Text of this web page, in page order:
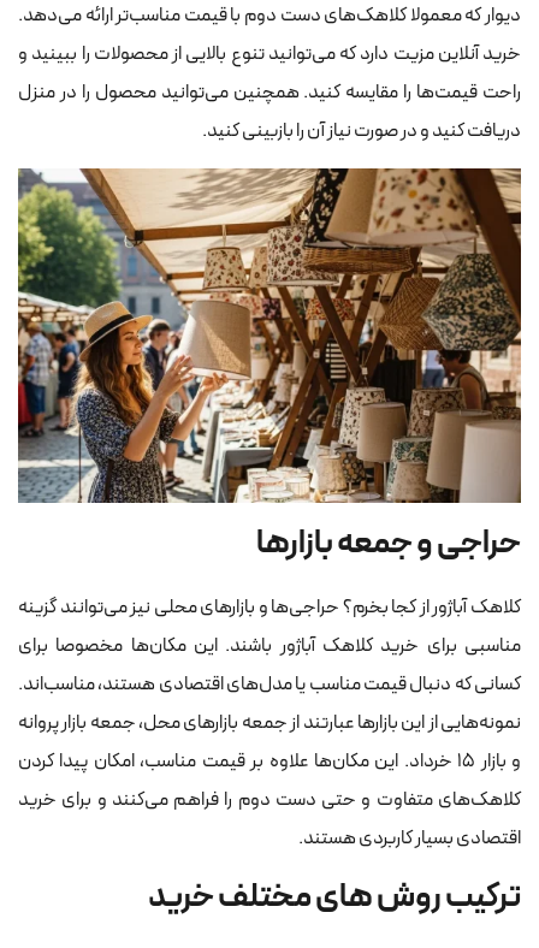
دیوار که معمولا کلاهک‌های دست دوم با قیمت مناسب‌تر ارائه می‌دهد.
خرید آنلاین مزیت دارد که می‌توانید تنوع بالایی از محصولات را ببینید و
راحت قیمت‌ها را مقایسه کنید. همچنین می‌توانید محصول را در منزل
دریافت کنید و در صورت نیاز آن را بازبینی کنید.
حراجی و جمعه بازارها
کلاهک آباژور از کجا بخرم؟ حراجی‌ها و بازارهای محلی نیز می‌توانند گزینه
مناسبی برای خرید کلاهک آباژور باشند. این مکان‌ها مخصوصا برای
کسانی که دنبال قیمت مناسب یا مدل‌های اقتصادی هستند، مناسب‌اند.
نمونه‌هایی از این بازارها عبارتند از جمعه بازارهای محل، جمعه بازار پروانه
و بازار ۱۵ خرداد. این مکان‌ها علاوه بر قیمت مناسب، امکان پیدا کردن
کلاهک‌های متفاوت و حتی دست دوم را فراهم می‌کنند و برای خرید
اقتصادی بسیار کاربردی هستند.
ترکیب روش های مختلف خرید